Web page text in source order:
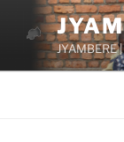
inhoud